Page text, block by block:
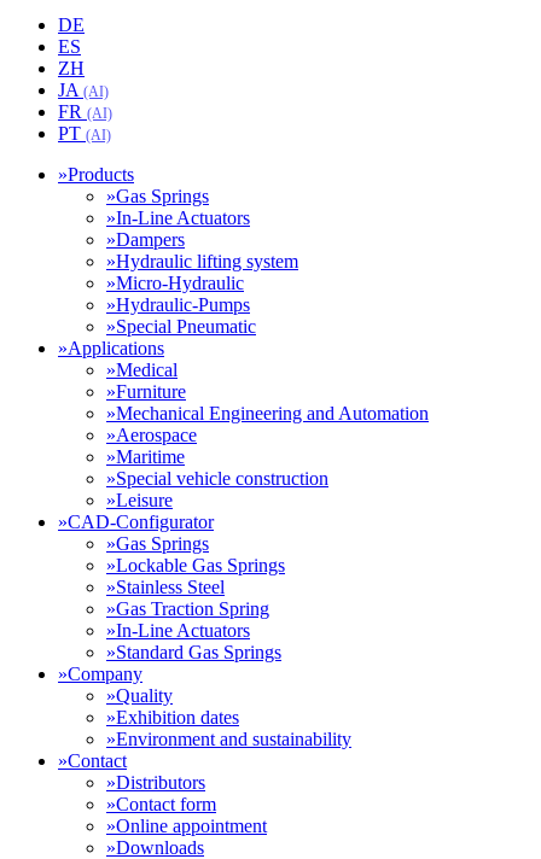
DE
ES
ZH
JA (AI)
FR (AI)
PT (AI)
»Products
»Gas Springs
»In-Line Actuators
»Dampers
»Hydraulic lifting system
»Micro-Hydraulic
»Hydraulic-Pumps
»Special Pneumatic
»Applications
»Medical
»Furniture
»Mechanical Engineering and Automation
»Aerospace
»Maritime
»Special vehicle construction
»Leisure
»CAD-Configurator
»Gas Springs
»Lockable Gas Springs
»Stainless Steel
»Gas Traction Spring
»In-Line Actuators
»Standard Gas Springs
»Company
»Quality
»Exhibition dates
»Environment and sustainability
»Contact
»Distributors
»Contact form
»Online appointment
»Downloads